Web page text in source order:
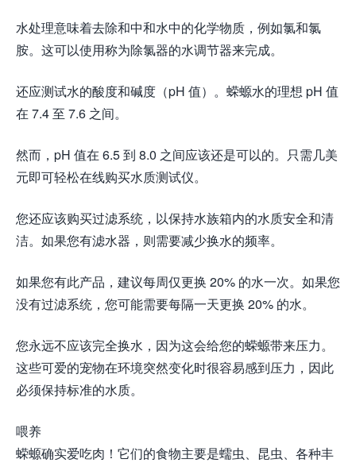
水处理意味着去除和中和水中的化学物质，例如氯和氯
胺。这可以使用称为除氯器的水调节器来完成。
还应测试水的酸度和碱度（pH 值）。蝾螈水的理想 pH 值
在 7.4 至 7.6 之间。
然而，pH 值在 6.5 到 8.0 之间应该还是可以的。只需几美
元即可轻松在线购买水质测试仪。
您还应该购买过滤系统，以保持水族箱内的水质安全和清
洁。如果您有滤水器，则需要减少换水的频率。
如果您有此产品，建议每周仅更换 20% 的水一次。如果您
没有过滤系统，您可能需要每隔一天更换 20% 的水。
您永远不应该完全换水，因为这会给您的蝾螈带来压力。
这些可爱的宠物在环境突然变化时很容易感到压力，因此
必须保持标准的水质。
喂养
蝾螈确实爱吃肉！它们的食物主要是蠕虫、昆虫、各种丰